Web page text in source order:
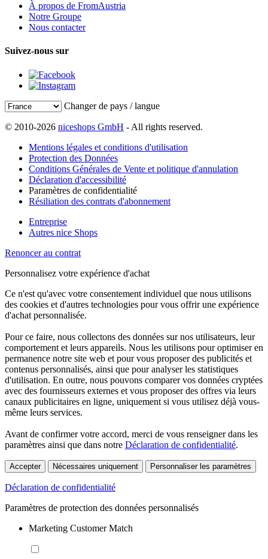
À propos de FromAustria
Notre Groupe
Nous contacter
Suivez-nous sur
Changer de pays / langue
© 2010-2026 niceshops GmbH - All rights reserved.
Mentions légales et conditions d'utilisation
Protection des Données
Conditions Générales de Vente et politique d'annulation
Déclaration d'accessibilité
Paramètres de confidentialité
Résiliation des contrats d'abonnement
Entreprise
Autres nice Shops
Renoncer au contrat
Personnalisez votre expérience d'achat
Ce n'est qu'avec votre consentement individuel que nous utilisons
des cookies et d'autres technologies pour vous offrir une expérience
d'achat personnalisée.
Pour ce faire, nous collectons des données sur nos utilisateurs, leur
comportement et leurs appareils. Nous les utilisons pour optimiser en
permanence notre site web et pour vous proposer des publicités et
contenus personnalisés, ainsi que pour analyser les statistiques
d'utilisation. En outre, nous pouvons comparer vos données cryptées
avec des fournisseurs externes et vous proposer des offres via leurs
canaux publicitaires en ligne, uniquement si vous utilisez déjà vous-
même leurs services.
Avant de confirmer votre accord, merci de vous renseigner dans les
paramètres ainsi que dans notre Déclaration de confidentialité.
Accepter Nécessaires uniquement Personnaliser les paramètres
Déclaration de confidentialité
Paramètres de protection des données personnalisés
Marketing Customer Match